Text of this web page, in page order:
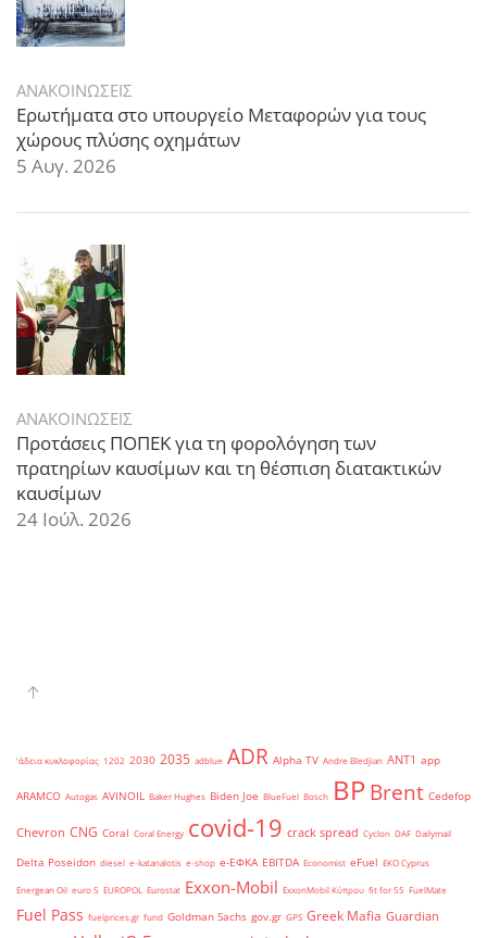
ΑΝΑΚΟΙΝΩΣΕΙΣ
Ερωτήματα στο υπουργείο Μεταφορών για τους
χώρους πλύσης οχημάτων
5 Αυγ. 2026
ΑΝΑΚΟΙΝΩΣΕΙΣ
Προτάσεις ΠΟΠΕΚ για τη φορολόγηση των
πρατηρίων καυσίμων και τη θέσπιση διατακτικών
καυσίμων
24 Ιούλ. 2026
'άδεια κυκλοφορίας 1202 2030 2035 adblue ADR Alpha TV Andre Bledjian ANT1 app
ARAMCO Autogas AVINOIL Baker Hughes Biden Joe BlueFuel Bosch BPBrent Cedefop
Chevron CNG Coral Coral Energy covid-19 crack spread Cyclon DAF Dailymail
Delta Poseidon diesel e-katanalotis e-shop e-ΕΦΚΑ EBITDA Economist eFuel EKO Cyprus
Energean Oil euro 5 EUROPOL Eurostat Exxon-Mobil ExxonMobil Κύπρου fit for 55 FuelMate
Fuel Pass fuelprices.gr fund Goldman Sachs gov.gr GPS Greek Mafia Guardian